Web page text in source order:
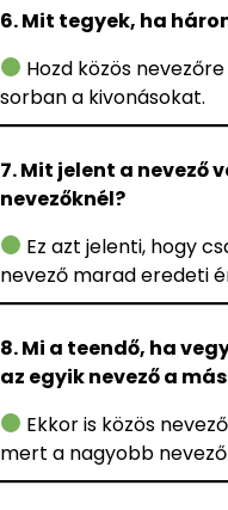
6. Mit tegyek, ha
Hozd közös
sorban a kivonásokat.
7. Mit jelent a
nevezőknél?
Ez azt jelenti, hogy
nevező marad eredeti
8. Mi a teendő, ha
az egyik nevező a
Ekkor is közös
mert a nagyobb